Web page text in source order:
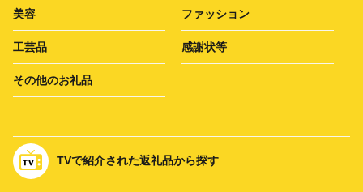
美容 ファッション
工芸品 感謝状等
その他のお礼品
TVで紹介された返礼品から探す